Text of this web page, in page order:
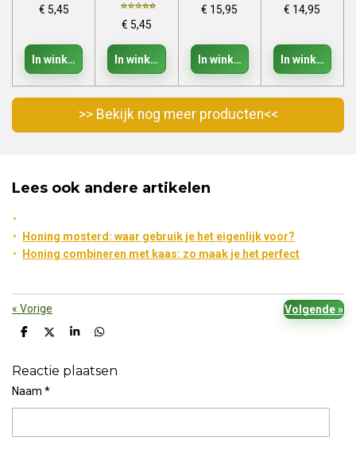
€ 5,45
In winkelwagen
€ 5,45
In winkelwagen
€ 15,95
In winkelwagen
€ 14,95
In
>> Bekijk nog meer producten<<
Lees ook andere artikelen
Honing mosterd: waar gebruik je het eigenlijk voor?
Honing combineren met kaas: zo maak je het perfect
« Vorige Volgende»
D
e
D
l
S
r
D
e
Reactie plaatsen
Naam *